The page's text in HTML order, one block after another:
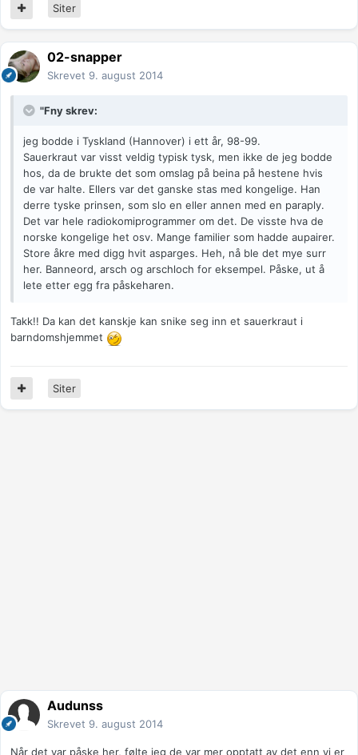
Siter
02-snapper
Skrevet 9. august 2014
"Fny skrev:
jeg bodde i Tyskland (Hannover) i ett år, 98-99.
Sauerkraut var visst veldig typisk tysk, men ikke de jeg bodde
hos, da de brukte det som omslag på beina på hestene hvis
de var halte. Ellers var det ganske stas med kongelige. Han
derre tyske prinsen, som slo en eller annen med en paraply.
Det var hele radiokomiprogrammer om det. De visste hva de
norske kongelige het osv. Mange familier som hadde aupairer.
Store åkre med digg hvit asparges. Heh, nå ble det mye surr
her. Banneord, arsch og arschloch for eksempel. Påske, ut å
lete etter egg fra påskeharen.
Takk!! Da kan det kanskje kan snike seg inn et sauerkraut i
barndomshjemmet
Siter
Audunss
Skrevet 9. august 2014
Når det var påske her, følte jeg de var mer opptatt av det enn vi er